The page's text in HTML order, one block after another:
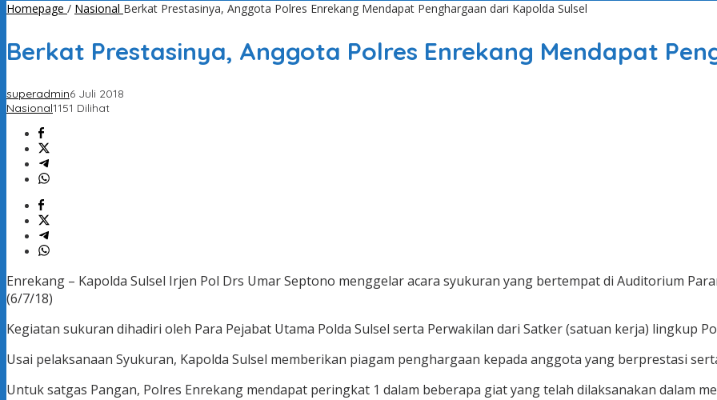
Homepage / Nasional Berkat Prestasinya, Anggota Polres Enrekang Mendapat Penghargaan dari Kapolda Sulsel
Berkat Prestasinya, Anggota Polres Enrekang Mendapat
superadmin6 Juli 2018
Nasional1151 Dilihat
Enrekang – Kapolda Sulsel Irjen Pol Drs Umar Septono menggelar acara syukuran yang bertempat di Auditorium
(6/7/18)
Kegiatan sukuran dihadiri oleh Para Pejabat Utama Polda Sulsel serta Perwakilan dari Satker (satuan kerja) lingkup
Usai pelaksanaan Syukuran, Kapolda Sulsel memberikan piagam penghargaan kepada anggota yang berprestasi
Untuk satgas Pangan, Polres Enrekang mendapat peringkat 1 dalam beberapa giat yang telah dilaksanakan dalam